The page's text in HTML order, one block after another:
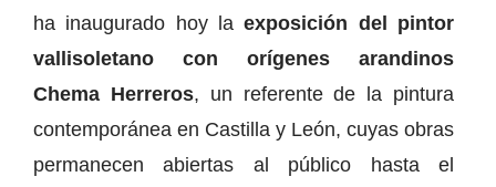
ha inaugurado hoy laexposición del pintor
vallisoletano con orígenes arandinos
Chema Herreros, un referente de la pintura
contemporánea en Castilla y León, cuyas obras
permanecen abiertas al público hasta el